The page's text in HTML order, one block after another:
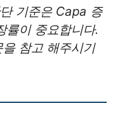
기준은 Capa 증
률이 중요합니다.
참고 해주시기